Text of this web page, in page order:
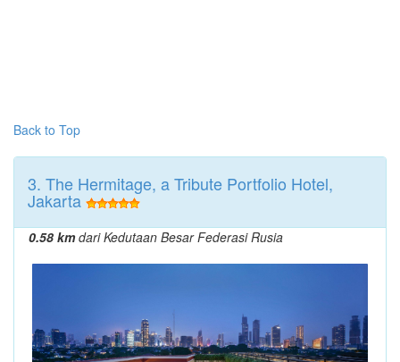
Back to Top
3. The Hermitage, a Tribute Portfolio Hotel,
Jakarta
0.58 kmdari Kedutaan Besar Federasi Rusia